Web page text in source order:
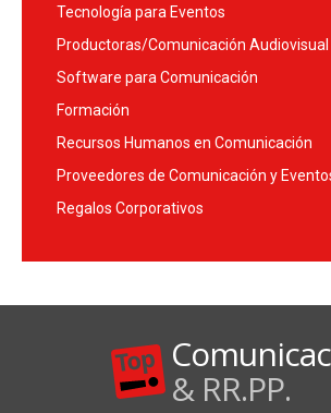
Tecnología para Eventos
Productoras/Comunicación Audiovisual
Software para Comunicación
Formación
Recursos Humanos en Comunicación
Proveedores de Comunicación y
Regalos Corporativos
& RR.PP.